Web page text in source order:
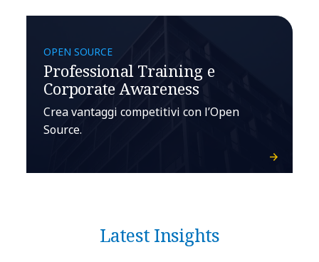
OPEN SOURCE
Professional Training e
Corporate Awareness
Crea vantaggi competitivi con l’Open
Source.
Latest Insights